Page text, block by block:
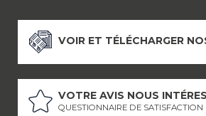
VOIR ET TÉLÉCHARGER
VOTRE AVIS NOUS
QUESTIONNAIRE DE SATISFACTION